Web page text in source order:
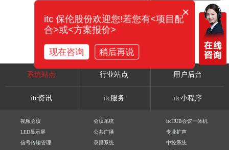
系统站点 行业站点 用户后台
itc资讯 itc服务 itc小程序
视频会议 会议系统
itcHUB会议一体机
LED显示屏
公共广播
专业扩声
信号传输管理
录播系统
中控系统
×
itc 保伦股份欢迎您!若您有<项目配
合>或<方案报价>
现在咨询 稍后再说